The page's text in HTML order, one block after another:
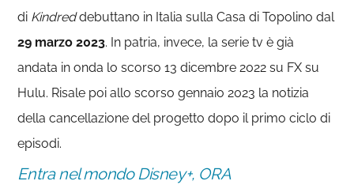
di Kindreddebuttano in Italia sulla Casa di Topolino dal
29 marzo 2023. In patria, invece, la serie tv è già
andata in onda lo scorso 13 dicembre 2022 su FX su
Hulu. Risale poi allo scorso gennaio 2023 la notizia
della cancellazione del progetto dopo il primo ciclo di
episodi.
Entra nel mondo Disney+, ORA